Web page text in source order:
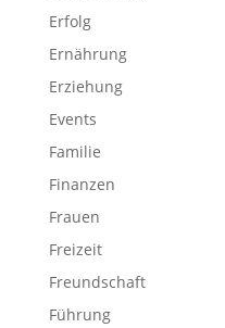
Erfolg
Ernährung
Erziehung
Events
Familie
Finanzen
Frauen
Freizeit
Freundschaft
Führung